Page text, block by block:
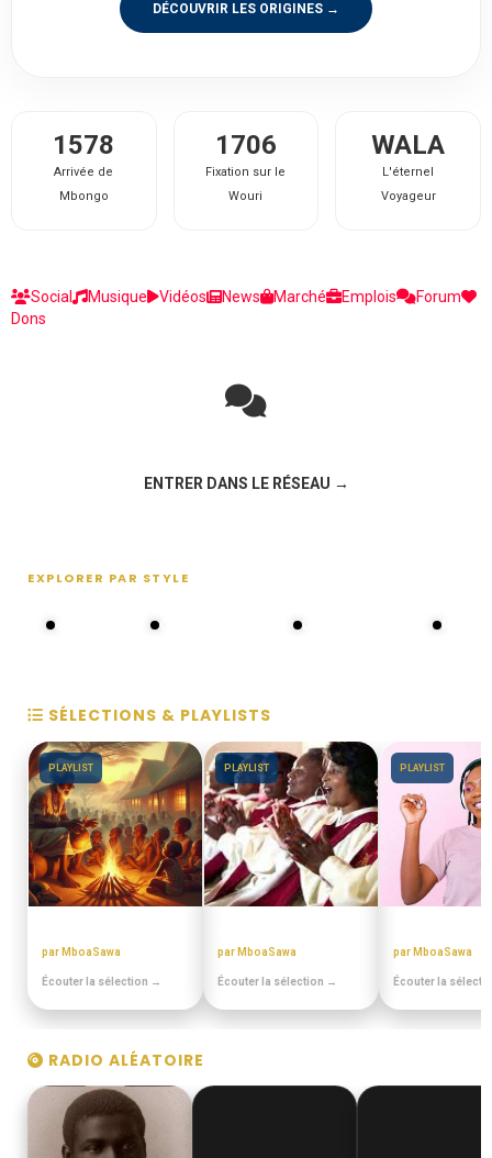
DÉCOUVRIR LES ORIGINES →
1578
Arrivée de
Mbongo
1706
Fixation sur le
Wouri
WALA
L'éternel
Voyageur
Social Musique Vidéos News Marché Emplois
Forum
Dons
ENTRER DANS LE RÉSEAU →
EXPLORER PAR STYLE
SÉLECTIONS & PLAYLISTS
PLAYLIST
par MboaSawa
Écouter la sélection →
PLAYLIST
par MboaSawa
Écouter la sélection →
PLAYLIST
par MboaSawa
Écouter la
RADIO ALÉATOIRE